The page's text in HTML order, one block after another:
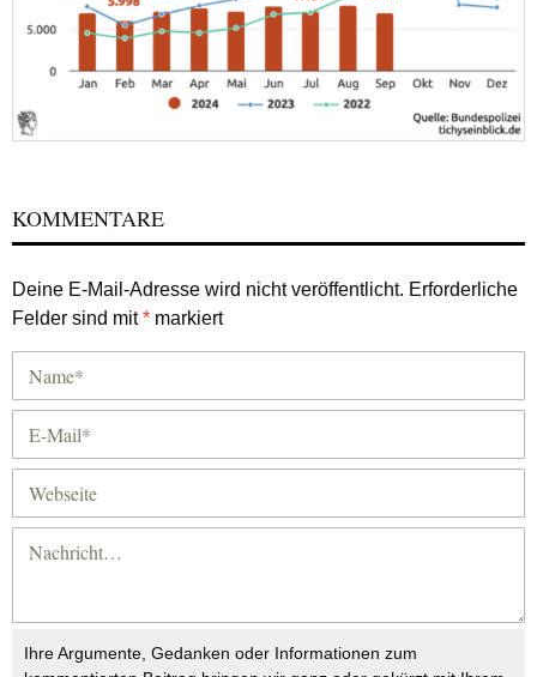
KOMMENTARE
Deine E-Mail-Adresse wird nicht veröffentlicht. Erforderliche
Felder sind mit* markiert
Ihre Argumente, Gedanken oder Informationen zum